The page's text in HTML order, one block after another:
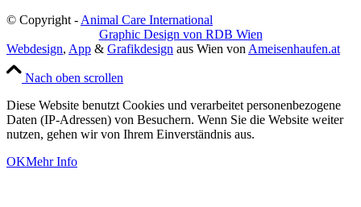
© Copyright - Animal Care International
Graphic Design von RDB Wien
Webdesign, App & Grafikdesign aus Wien von Ameisenhaufen.at
Nach oben scrollen
Diese Website benutzt Cookies und verarbeitet personenbezogene
Daten (IP-Adressen) von Besuchern. Wenn Sie die Website weiter
nutzen, gehen wir von Ihrem Einverständnis aus.
OKMehr Info